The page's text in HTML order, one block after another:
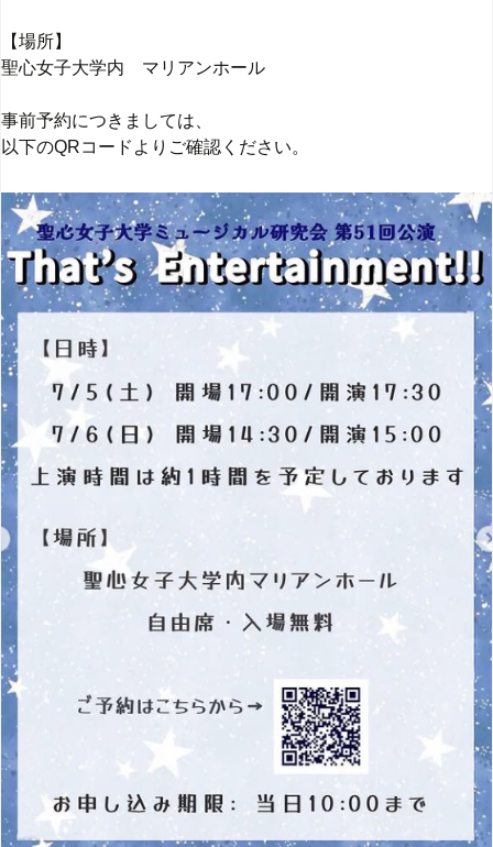
【場所】
聖心女子大学内 マリアンホール
事前予約につきましては、
以下のQRコードよりご確認ください。